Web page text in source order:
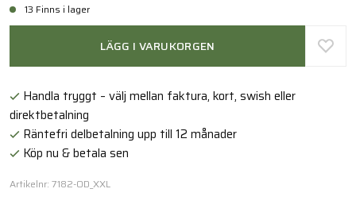
13 Finns i lager
LÄGG I VARUKORGEN
Handla tryggt – välj mellan faktura, kort, swish eller
direktbetalning
Räntefri delbetalning upp till 12 månader
Köp nu & betala sen
Artikelnr: 7182-OD_XXL